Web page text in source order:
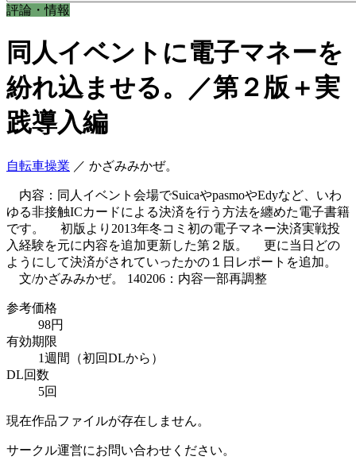
評論・情報
同人イベントに電子マネーを
紛れ込ませる。／第２版＋実
践導入編
自転車操業 ／ かざみみかぜ。
内容：同人イベント会場でSuicaやpasmoやEdyなど、いわ
ゆる非接触ICカードによる決済を行う方法を纏めた電子書籍
です。 初版より2013年冬コミ初の電子マネー決済実戦投
入経験を元に内容を追加更新した第２版。 更に当日どの
ようにして決済がされていったかの１日レポートを追加。
文/かざみみかぜ。 140206：内容一部再調整
参考価格
98円
有効期限
1週間
（初回DLから）
DL回数
5回
現在作品ファイルが存在しません。
サークル運営にお問い合わせください。